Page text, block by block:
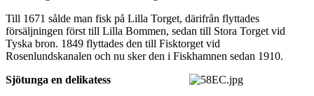
Till 1671 sålde man fisk på Lilla Torget, därifrån flyttades
försäljningen först till Lilla Bommen, sedan till Stora Torget vid
Tyska bron. 1849 flyttades den till Fisktorget vid
Rosenlundskanalen och nu sker den i Fiskhamnen sedan 1910.
Sjötunga en delikatess